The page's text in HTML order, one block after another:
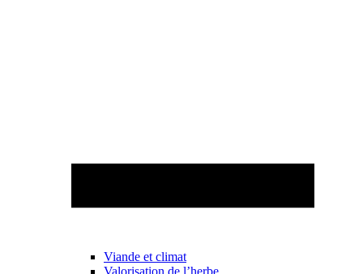
Viande et climat
Valorisation de l’herbe